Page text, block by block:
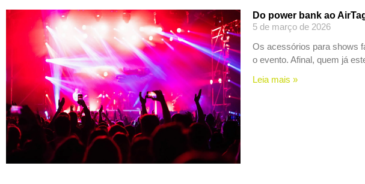
Do power bank ao
5 de março de 2026
Os acessórios para shows
o evento. Afinal, quem já
Leia mais »